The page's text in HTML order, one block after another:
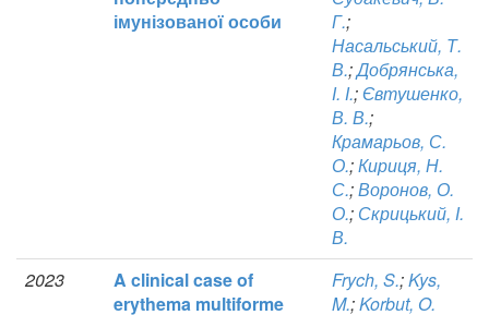
імунізованої особи
Г.;
Насальський, Т.
В.;Добрянська,
І. І.;Євтушенко,
В. В.;
Крамарьов, С.
О.;Кириця, Н.
С.;Воронов, О.
О.; Скрицький, І.
В.
2023
A clinical case of
erythema multiforme
Frych, S.;Kys,
M.;Korbut, O.